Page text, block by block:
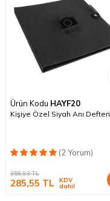
Ürün Kodu HAYF20
Kişiye Özel Siyah Anı Defteri
(2 Yorum)
356,93TL
285,55 TL KDV
dahil